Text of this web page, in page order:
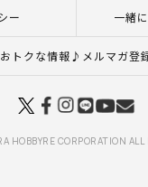
ー 一緒
おトクな情報♪メルマガ登
HOBBYRE CORPORATION